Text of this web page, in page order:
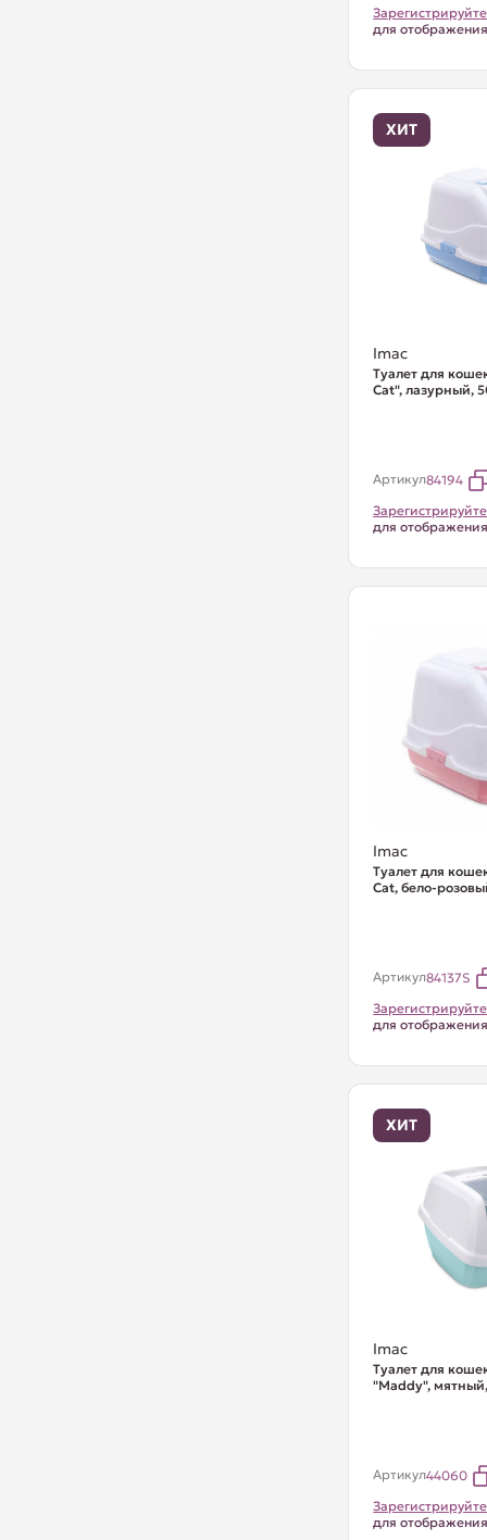
для
ХИТ
Imac
Туалет для
Cat", лазурный,
Артикул84194
для
Imac
Туалет для
Cat, бело-
Артикул84137S
для
ХИТ
Imac
Туалет для
"Maddy",
Артикул44060
для